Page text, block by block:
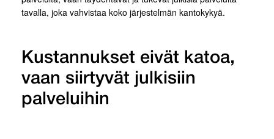
tavalla, joka vahvistaa koko järjestelmän kantokykyä.
Kustannukset eivät katoa,
vaan siirtyvät julkisiin
palveluihin